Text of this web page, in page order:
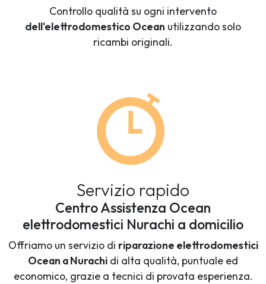
Controllo qualità su ogni intervento
dell'elettrodomestico Ocean utilizzando solo
ricambi originali.
Servizio rapido
Centro Assistenza Ocean
elettrodomestici Nurachi a domicilio
Offriamo un servizio di riparazione elettrodomestici
Ocean a Nurachi di alta qualità, puntuale ed
economico, grazie a tecnici di provata esperienza.